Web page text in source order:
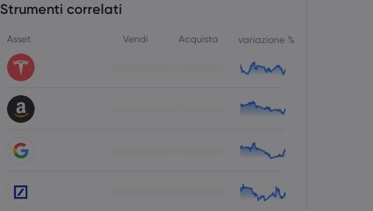
Strumenti correlati
Asset Vendi Acquista variazione %